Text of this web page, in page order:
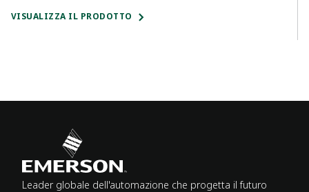
VISUALIZZA IL PRODOTTO
Leader globale dell'automazione che progetta il futuro